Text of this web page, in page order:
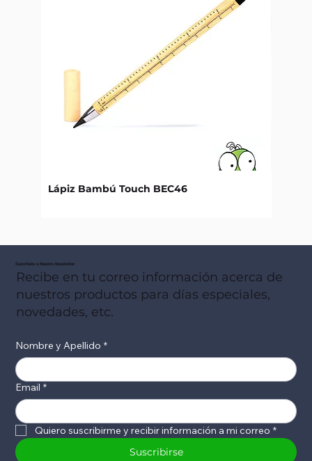
Lápiz Bambú Touch BEC46
Suscribete a Nuestro Newsletter
Recibe en tu correo información acerca de
nuestros productos para días especiales,
novedades, etc.
Nombre y Apellido *
Email *
Quiero suscribirme y recibir información a mi correo *
Suscribirse